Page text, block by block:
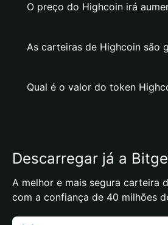
O preço do Highcoin irá
As carteiras de Highcoin são
Qual é o valor do token
Descarregar já a
A melhor e mais segura carteira
com a confiança de 40 milhões